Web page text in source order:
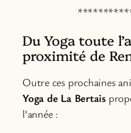
Du Yoga toute
proximité de
Outre ces prochaines
Yoga de La Bertais
l’année :